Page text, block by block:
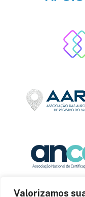
Valorizamos